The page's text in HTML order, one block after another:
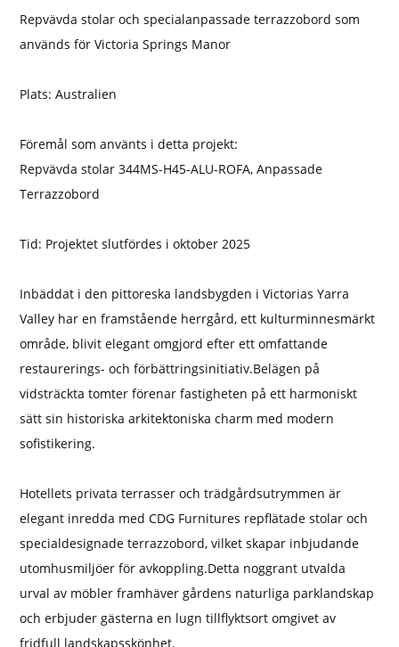
Repvävda stolar och specialanpassade terrazzobord som
används för Victoria Springs Manor
Plats: Australien
Föremål som använts i detta projekt:
Repvävda stolar 344MS-H45-ALU-ROFA, Anpassade
Terrazzobord
Tid: Projektet slutfördes i oktober 2025
Inbäddat i den pittoreska landsbygden i Victorias Yarra
Valley har en framstående herrgård, ett kulturminnesmärkt
område, blivit elegant omgjord efter ett omfattande
restaurerings- och förbättringsinitiativ.Belägen på
vidsträckta tomter förenar fastigheten på ett harmoniskt
sätt sin historiska arkitektoniska charm med modern
sofistikering.
Hotellets privata terrasser och trädgårdsutrymmen är
elegant inredda med CDG Furnitures repflätade stolar och
specialdesignade terrazzobord, vilket skapar inbjudande
utomhusmiljöer för avkoppling.Detta noggrant utvalda
urval av möbler framhäver gårdens naturliga parklandskap
och erbjuder gästerna en lugn tillflyktsort omgivet av
fridfull landskapsskönhet.